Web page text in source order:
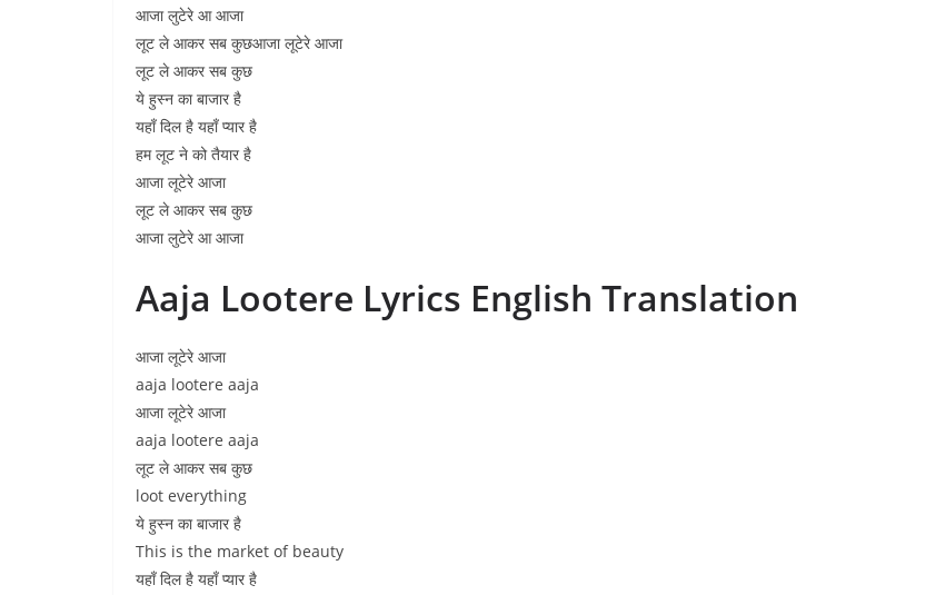
आजा लुटेरे आ आजा
लूट ले आकर सब कुछआजा लूटेरे आजा
लूट ले आकर सब कुछ
ये हुस्न का बाजार है
यहाँ दिल है यहाँ प्यार है
हम लूट ने को तैयार है
आजा लूटेरे आजा
लूट ले आकर सब कुछ
आजा लुटेरे आ आजा
Aaja Lootere Lyrics English Translation
आजा लूटेरे आजा
aaja lootere aaja
आजा लूटेरे आजा
aaja lootere aaja
लूट ले आकर सब कुछ
loot everything
ये हुस्न का बाजार है
This is the market of beauty
यहाँ दिल है यहाँ प्यार है